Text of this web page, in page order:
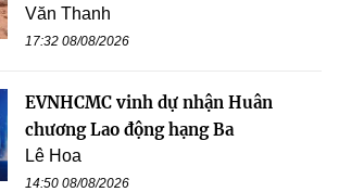
Văn Thanh
17:32 08/08/2026
EVNHCMC vinh dự nhận Huân
chương Lao động hạng Ba
Lê Hoa
14:50 08/08/2026